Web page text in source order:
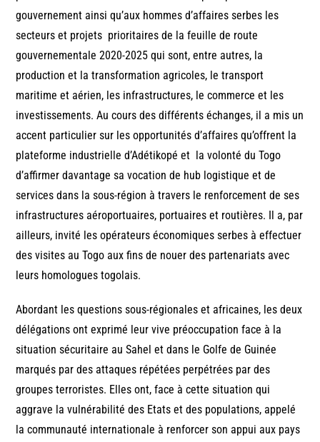
gouvernement ainsi qu’aux hommes d’affaires serbes les
secteurs et projets prioritaires de la feuille de route
gouvernementale 2020-2025 qui sont, entre autres, la
production et la transformation agricoles, le transport
maritime et aérien, les infrastructures, le commerce et les
investissements. Au cours des différents échanges, il a mis un
accent particulier sur les opportunités d’affaires qu’offrent la
plateforme industrielle d’Adétikopé et la volonté du Togo
d’affirmer davantage sa vocation de hub logistique et de
services dans la sous-région à travers le renforcement de ses
infrastructures aéroportuaires, portuaires et routières. Il a, par
ailleurs, invité les opérateurs économiques serbes à effectuer
des visites au Togo aux fins de nouer des partenariats avec
leurs homologues togolais.
Abordant les questions sous-régionales et africaines, les deux
délégations ont exprimé leur vive préoccupation face à la
situation sécuritaire au Sahel et dans le Golfe de Guinée
marqués par des attaques répétées perpétrées par des
groupes terroristes. Elles ont, face à cette situation qui
aggrave la vulnérabilité des Etats et des populations, appelé
la communauté internationale à renforcer son appui aux pays